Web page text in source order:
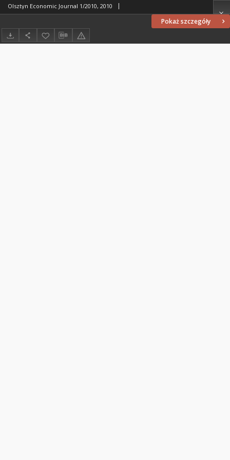
Pokaż szczegóły
Olsztyn Economic Journal 1/2010, 2010